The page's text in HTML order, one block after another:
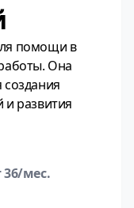
помощи в
Она
создания
и развития
36/мес.